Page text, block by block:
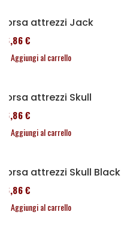
Borsa attrezzi Jack
76,86 €
Aggiungi al carrello
Borsa attrezzi Skull
76,86 €
Aggiungi al carrello
Borsa attrezzi Skull Black
76,86 €
Aggiungi al carrello